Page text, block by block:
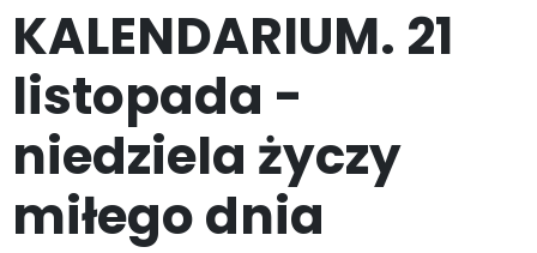
KALENDARIUM. 21
listopada -
niedziela życzy
miłego dnia